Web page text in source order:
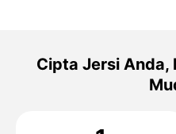
Cipta Jersi Anda,